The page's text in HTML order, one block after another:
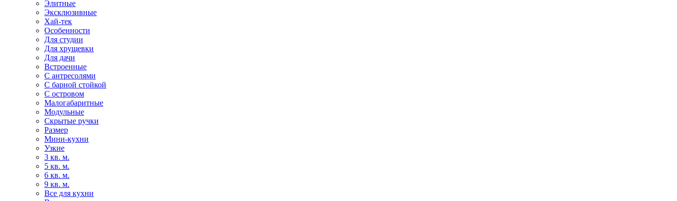
Элитные
Эксклюзивные
Хай-тек
Особенности
Для студии
Для хрущевки
Для дачи
Встроенные
С антресолями
С барной стойкой
С островом
Малогабаритные
Модульные
Скрытые ручки
Размер
Мини-кухни
Узкие
3 кв. м.
5 кв. м.
6 кв. м.
9 кв. м.
Все для кухни